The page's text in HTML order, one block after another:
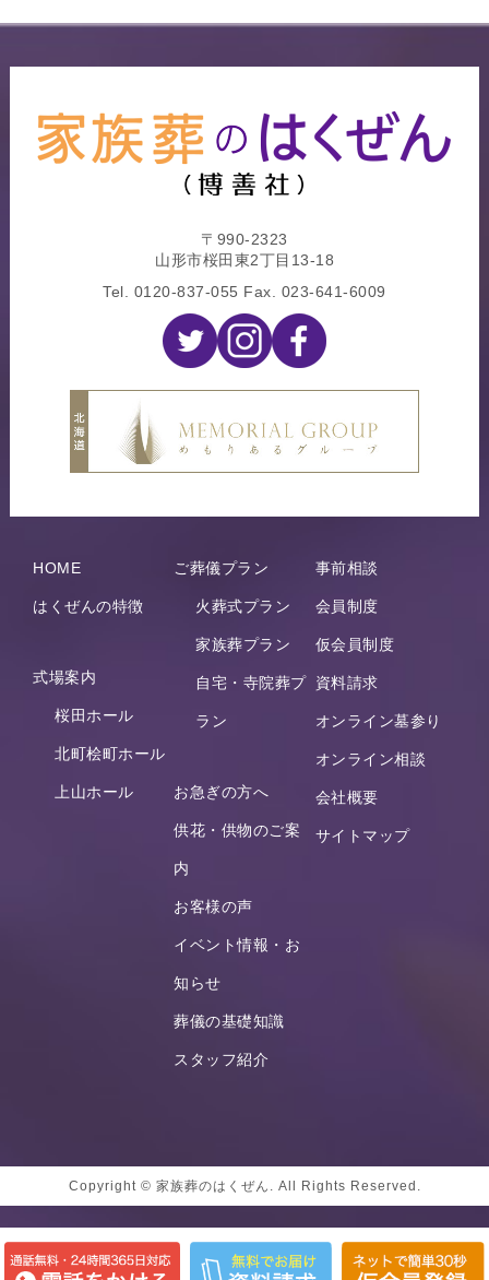
〒990-2323
山形市桜田東2丁目13-18
Tel. 0120-837-055 Fax. 023-641-6009
HOME
はくぜんの特徴
式場案内
桜田ホール
北町桧町ホール
上山ホール
ご葬儀プラン
火葬式プラン
家族葬プラン
自宅・寺院葬プ
ラン
お急ぎの方へ
供花・供物のご案
内
お客様の声
イベント情報・お
知らせ
葬儀の基礎知識
スタッフ紹介
事前相談
会員制度
仮会員制度
資料請求
オンライン墓参り
オンライン相談
会社概要
サイトマップ
Copyright © 家族葬のはくぜん. All Rights Reserved.